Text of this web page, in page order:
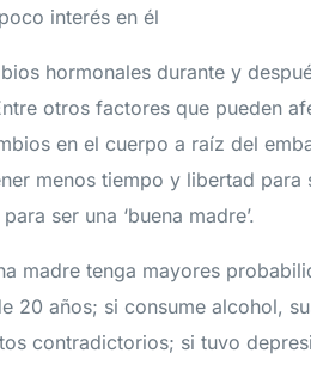
interés en él
hormonales durante y
otros factores que pueden
en el cuerpo a raíz del
menos tiempo y libertad para
ser una ‘buena madre’.
madre tenga mayores
20 años; si consume alcohol,
contradictorios; si tuvo